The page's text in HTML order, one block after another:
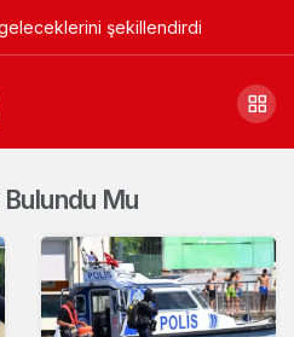
şekillendirdi
Mu